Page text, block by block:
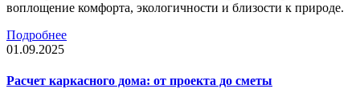
воплощение комфорта, экологичности и близости к природе.
Подробнее
01.09.2025
Расчет каркасного дома: от проекта до сметы